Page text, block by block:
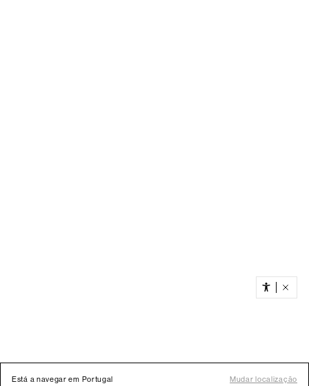
Está a navegar em Portugal
Mudar localização